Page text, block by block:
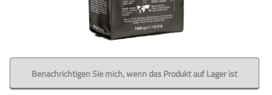
Benachrichtigen Sie mich, wenn das Produkt auf Lager ist